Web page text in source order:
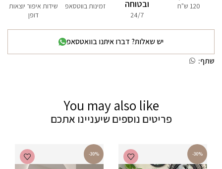
120 ש"ח ובטוחה
24/7
זמינות בווטסאפ
שידות איפור יוצאות
דופן
יש שאלות? דברו איתנו בוואטסאפ
שתף:
You may also like
פריטים נוספים שיעניינו אתכם
-30%
-30%